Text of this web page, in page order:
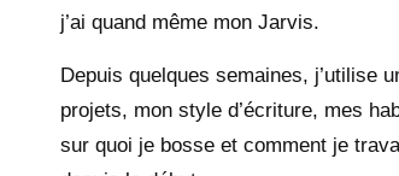
j’ai quand même mon Jarvis.
Depuis quelques semaines, j’utilise
projets, mon style d’écriture, mes
sur quoi je bosse et comment je